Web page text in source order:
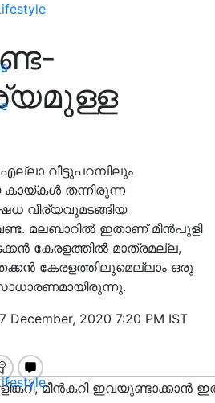
വീട്ടുപറമ്പിലും
കായ്കള്‍ തന്നിരുന്ന
മലബാറില്‍ ഇതാണ് മീന്‍പുളി
കേരളത്തില്‍ മാത്രമല്ല,
കേരളത്തിലുമെല്ലാം ഒരു
December, 2020 7:20 PM IST